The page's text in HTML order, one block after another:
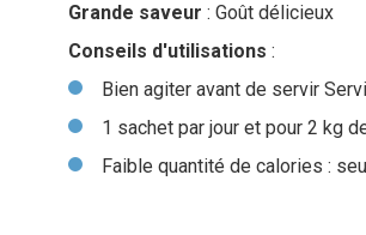
Grande saveur : Goût délicieux
Conseils d'utilisations :
Bien agiter avant de servir
1 sachet par jour et pour 2 kg
Faible quantité de calories :